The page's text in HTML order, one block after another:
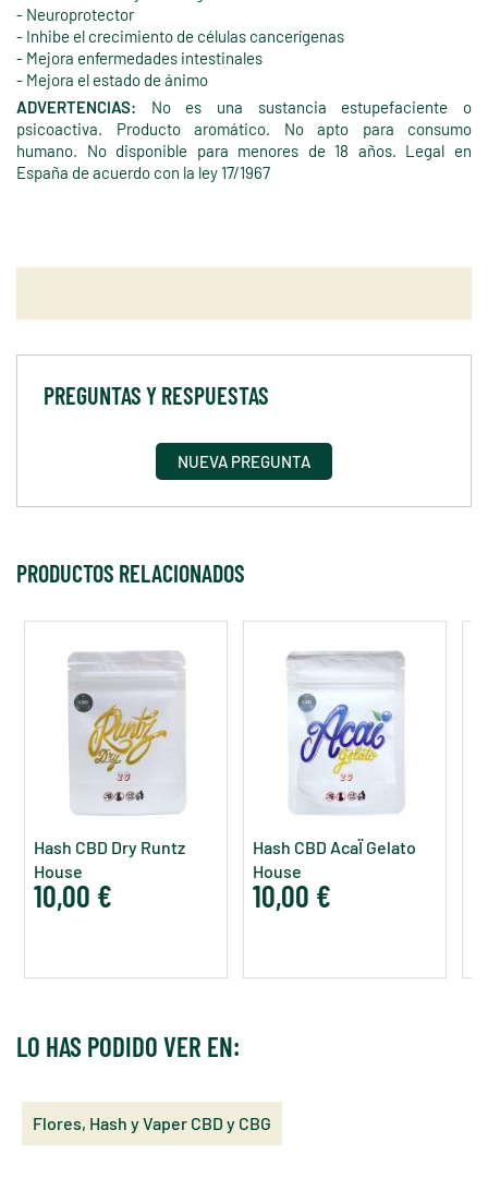
- Neuroprotector
- Inhibe el crecimiento de células cancerígenas
- Mejora enfermedades intestinales
- Mejora el estado de ánimo
ADVERTENCIAS: No es una sustancia estupefaciente o
psicoactiva. Producto aromático. No apto para consumo
humano. No disponible para menores de 18 años. Legal en
España de acuerdo con la ley 17/1967
PREGUNTAS Y RESPUESTAS
NUEVA PREGUNTA
PRODUCTOS RELACIONADOS
Hash CBD Dry Runtz
House
10,00 €
Hash CBD AcaÏ Gelato
House
10,00 €
LO HAS PODIDO VER EN:
Flores, Hash y Vaper CBD y CBG